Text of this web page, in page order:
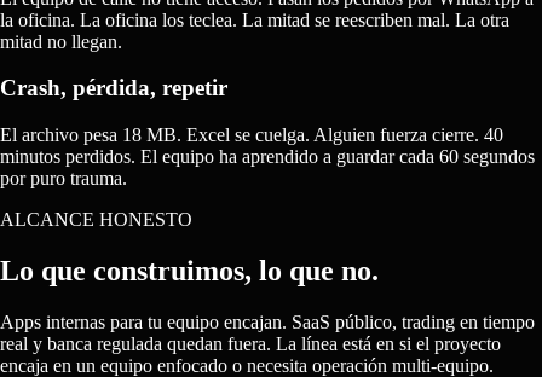
la oficina. La oficina los teclea. La mitad se reescriben mal. La otra
mitad no llegan.
Crash, pérdida, repetir
El archivo pesa 18 MB. Excel se cuelga. Alguien fuerza cierre. 40
minutos perdidos. El equipo ha aprendido a guardar cada 60 segundos
por puro trauma.
ALCANCE HONESTO
Lo que construimos, lo que no.
Apps internas para tu equipo encajan. SaaS público, trading en tiempo
real y banca regulada quedan fuera. La línea está en si el proyecto
encaja en un equipo enfocado o necesita operación multi-equipo.